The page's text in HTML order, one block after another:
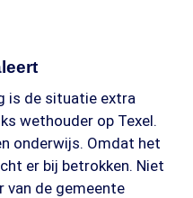
is de situatie extra
wethouder op Texel.
onderwijs. Omdat het
er bij betrokken. Niet
van de gemeente